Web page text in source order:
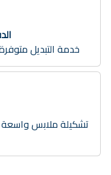
خدمة التبديل متوفرة خلال 24 ساعة من
تشكيلة ملابس واسعة